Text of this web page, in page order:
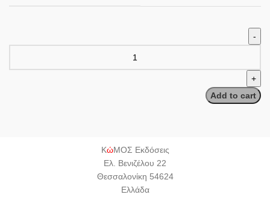
Add to cart
ΚώΜΟΣ Εκδόσεις
Ελ. Βενιζέλου 22
Θεσσαλονίκη 54624
Ελλάδα